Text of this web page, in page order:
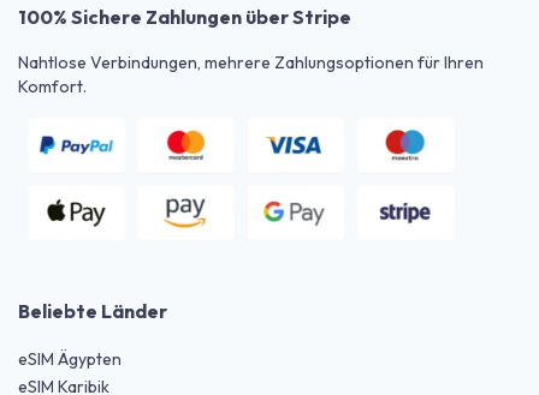
100% Sichere Zahlungen über Stripe
Nahtlose Verbindungen, mehrere Zahlungsoptionen für Ihren
Komfort.
Beliebte Länder
eSIM Ägypten
eSIM Karibik